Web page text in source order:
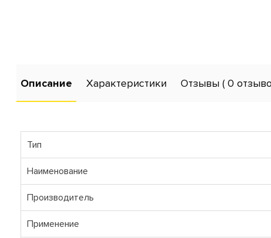
Описание Характеристики Отзывы ( 0
Тип
Наименование
Производитель
Применение